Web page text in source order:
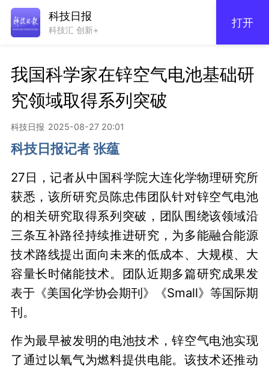
科技日报
科技汇 创新+
打开
我国科学家在锌空气电池基础研
究领域取得系列突破
科技日报 2025-08-27 20:01
科技日报记者 张蕴
27日，记者从中国科学院大连化学物理研究所
获悉，该所研究员陈忠伟团队针对锌空气电池
的相关研究取得系列突破，团队围绕该领域沿
三条互补路径持续推进研究，为多能融合能源
技术路线提出面向未来的低成本、大规模、大
容量长时储能技术。团队近期多篇研究成果发
表于《美国化学协会期刊》《Small》等国际期
刊。
作为最早被发明的电池技术，锌空气电池实现
了通过以氧气为燃料提供电能。该技术还推动